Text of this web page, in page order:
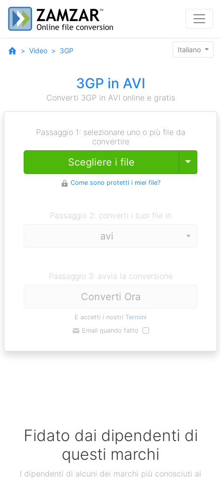
Video 3GP Italiano
3GP in AVI
Converti 3GP in AVI online e gratis
Passaggio 1: selezionare uno o più file da
convertire
Scegliere i file Toggle
Come sono protetti i miei file?
Passaggio 2: converti i tuoi file in
Passaggio 3: avvia la conversione
Converti Ora
E accetti i nostri Termini
Email quando fatto
Fidato dai dipendenti di
questi marchi
I dipendenti di alcuni dei marchi più conosciuti al